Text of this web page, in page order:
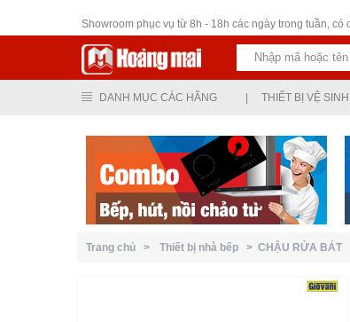
Showroom phục vụ từ 8h - 18h các ngày trong tuần, có
DANH MỤC CÁC HÃNG THIẾT BỊ VỆ SINH
Trang chủ > Thiết bị nhà bếp > CHẬU RỬA BÁT